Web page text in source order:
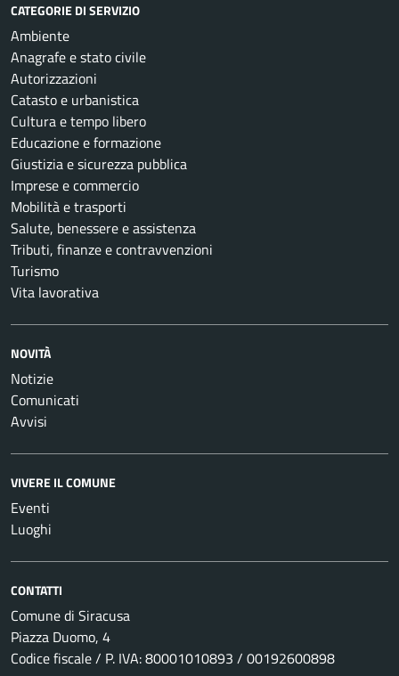
CATEGORIE DI SERVIZIO
Ambiente
Anagrafe e stato civile
Autorizzazioni
Catasto e urbanistica
Cultura e tempo libero
Educazione e formazione
Giustizia e sicurezza pubblica
Imprese e commercio
Mobilità e trasporti
Salute, benessere e assistenza
Tributi, finanze e contravvenzioni
Turismo
Vita lavorativa
NOVITÀ
Notizie
Comunicati
Avvisi
VIVERE IL COMUNE
Eventi
Luoghi
CONTATTI
Comune di Siracusa
Piazza Duomo, 4
Codice fiscale / P. IVA: 80001010893 / 00192600898